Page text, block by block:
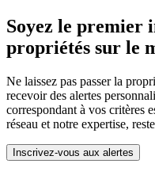
Soyez le premier
propriétés sur le
Ne laissez pas passer la
recevoir des alertes
correspondant à vos critères
réseau et notre expertise,
Inscrivez-vous aux alertes